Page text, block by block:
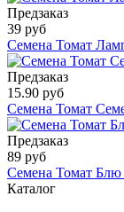
Предзаказ
39 руб
Семена Томат
Предзаказ
15.90 руб
Семена Томат
Предзаказ
89 руб
Семена Томат Блю
Каталог